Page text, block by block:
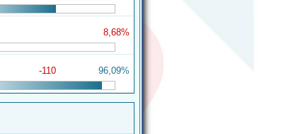
8,68%
-110 96,09%